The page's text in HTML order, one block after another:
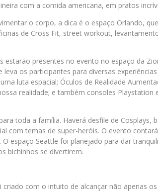
com a comida americana, em pratos
o corpo, a dica é o espaço Orlando,
de Cross Fit, street workout,
estarão presentes no evento no espaço da
leva os participantes para diversas
luta espacial; Óculos de Realidade
realidade; e também consoles Playstation
toda a família. Haverá desfile de Cosplays,
com temas de super-heróis. O evento
O espaço Seattle foi planejado para dar
bichinhos se divertirem.
criado com o intuito de alcançar não apenas